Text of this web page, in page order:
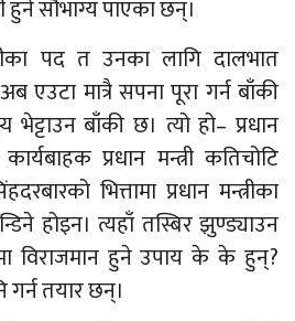
हुने सौभाग्य पाएका छन्।
पद त उनका लागि दालभात
एउटा मात्रै सपना पूरा गर्न बाँकी
भेट्टाउन बाँकी छ। त्यो हो– प्रधान
प्रधान मन्त्री कतिचोटि
भित्तामा प्रधान मन्त्रीका
होइन। त्यहाँ तस्बिर झुण्ड्याउन
विराजमान हुने उपाय के के हुन्?
तयार छन्।